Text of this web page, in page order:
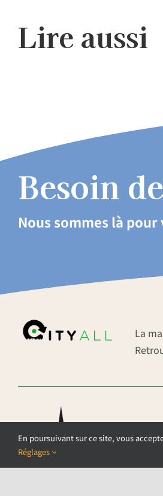
Lire aussi
Besoin
Nous sommes là pour
La
En poursuivant sur ce site, vous
Réglages